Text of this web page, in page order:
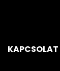
KAPCSOLAT